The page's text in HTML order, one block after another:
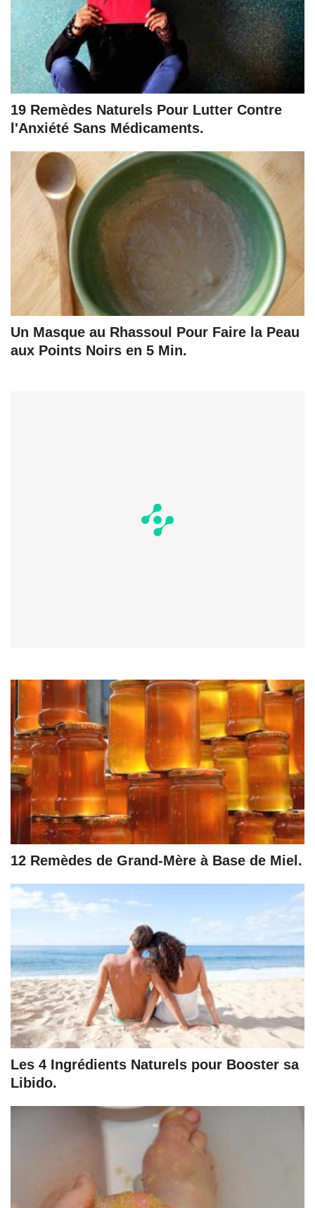
19 Remèdes Naturels Pour Lutter Contre
l'Anxiété Sans Médicaments.
Un Masque au Rhassoul Pour Faire la Peau
aux Points Noirs en 5 Min.
12 Remèdes de Grand-Mère à Base de Miel.
Les 4 Ingrédients Naturels pour Booster sa
Libido.